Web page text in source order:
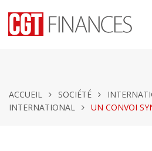
ACCUEIL SOCIÉTÉ
INTERNATIONAL
UN CONVOI